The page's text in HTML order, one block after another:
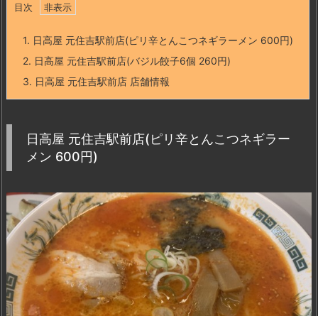
目次
1. 日高屋 元住吉駅前店(ピリ辛とんこつネギラーメン 600円)
2. 日高屋 元住吉駅前店(バジル餃子6個 260円)
3. 日高屋 元住吉駅前店 店舗情報
日高屋 元住吉駅前店(ピリ辛とんこつネギラー
メン 600円)